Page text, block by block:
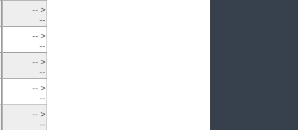
-- >
--
-- >
--
-- >
--
-- >
--
-- >
--